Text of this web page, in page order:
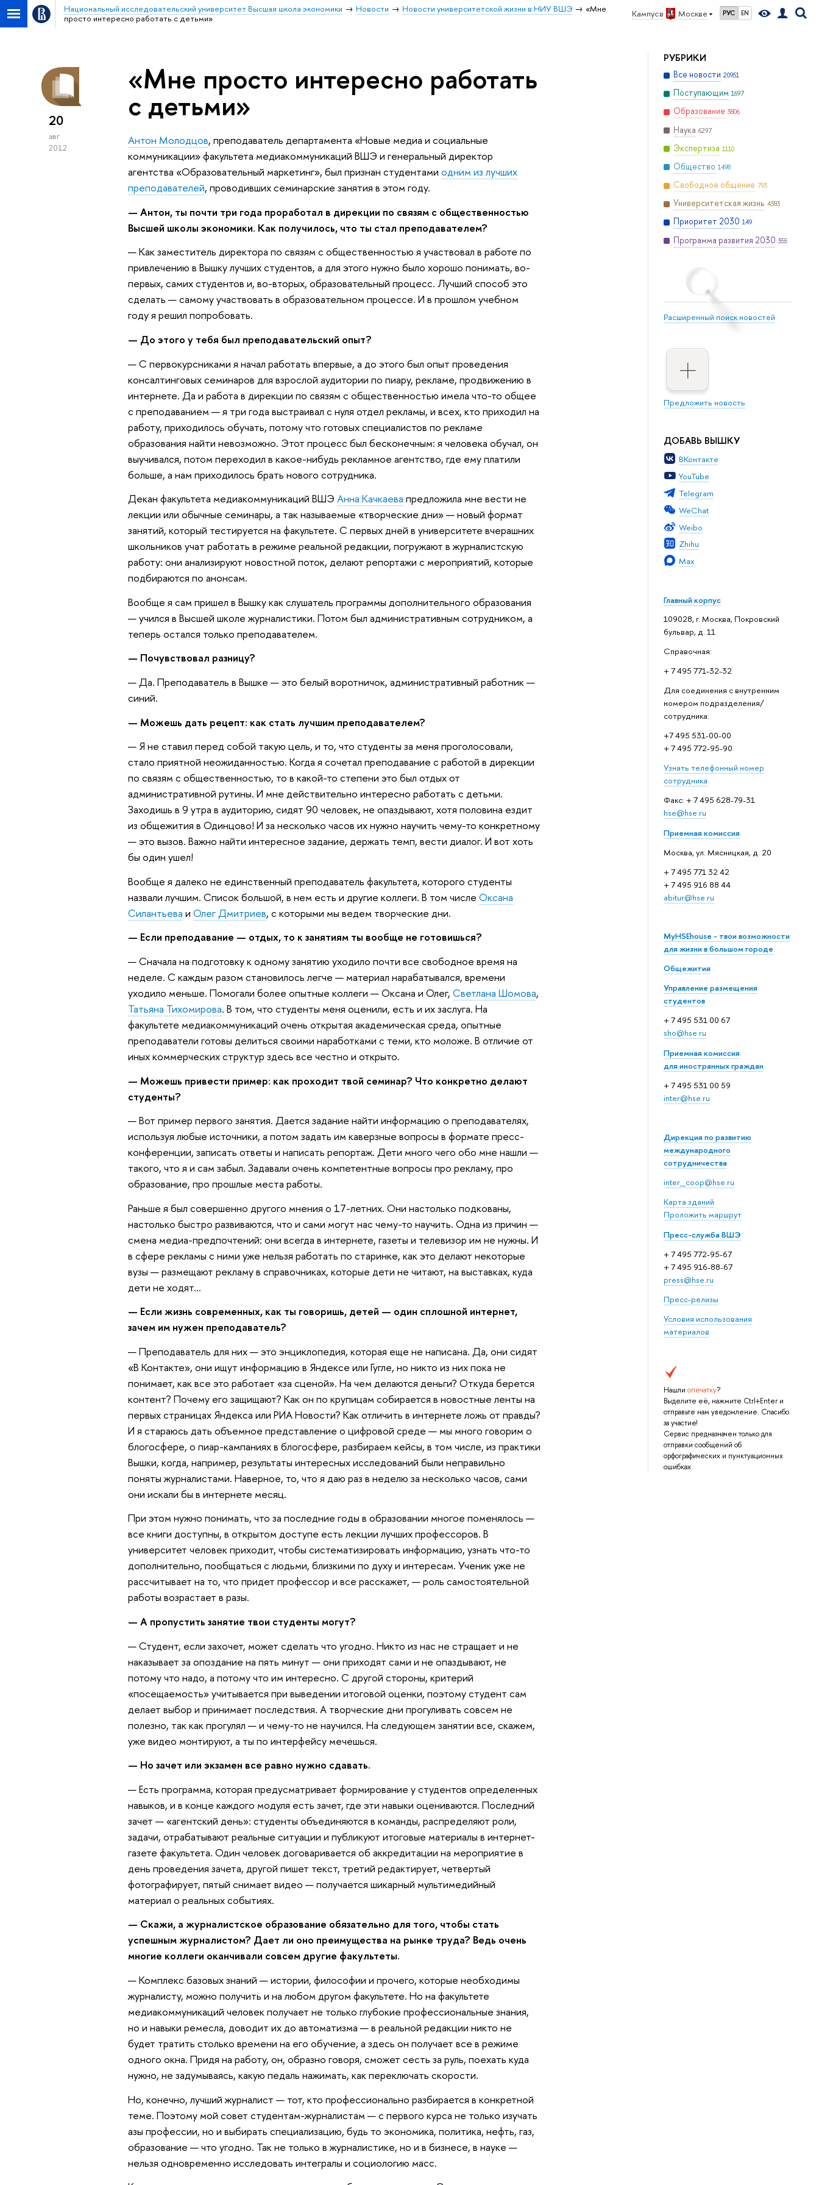
Кампус в Москве РУС EN
Национальный исследовательский университет Высшая школа экономики Новости Новости университетской жизни в НИУ ВШЭ
«Мне
просто интересно работать с детьми»
РУБРИКИ
Все новости 20951
Поступающим 1697
Образование 3806
Наука 6297
Экспертиза 1110
Общество 1498
Свободное общение 793
Университетская жизнь 4383
Приоритет 2030 149
Программа развития 2030 355
Расширенный поиск новостей
Предложить новость
ДОБАВЬ ВЫШКУ
ВКонтакте
YouTube
Telegram
WeChat
Weibo
Zhihu
Max
Главный корпус
109028, г. Москва, Покровский
бульвар, д. 11
Справочная:
+ 7 495 771-32-32
Для соединения с внутренним
номером подразделения/
сотрудника:
+7 495 531-00-00
+ 7 495 772-95-90
Узнать телефонный номер
сотрудника
Факс: + 7 495 628-79-31
hse@hse.ru
Приемная комиссия
Москва, ул. Мясницкая, д. 20
+ 7 495 771 32 42
+ 7 495 916 88 44
abitur@hse.ru
MyHSEhouse - твои возможности
для жизни в большом городе
Общежития
Управление размещения
студентов
+ 7 495 531 00 67
sho@hse.ru
Приемная комиссия
для иностранных граждан
+ 7 495 531 00 59
inter@hse.ru
Дирекция по развитию
международного
сотрудничества
inter_coop@hse.ru
Карта зданий
Проложить маршрут
Пресс-служба ВШЭ
+ 7 495 772-95-67
+ 7 495 916-88-67
press@hse.ru
Пресс-релизы
Условия использования
материалов
Нашли опечатку?
Выделите её, нажмите Ctrl+Enter и
отправьте нам уведомление. Спасибо
за участие!
Сервис предназначен только для
отправки сообщений об
орфографических и пунктуационных
ошибках.
20
авг
2012
«Мне просто интересно работать
с детьми»
Антон Молодцов, преподаватель департамента «Новые медиа и социальные
коммуникации» факультета медиакоммуникаций ВШЭ и генеральный директор
агентства «Образовательный маркетинг», был признан студентами одним из лучших
преподавателей, проводивших семинарские занятия в этом году.
— Антон, ты почти три года проработал в дирекции по связям с общественностью
Высшей школы экономики. Как получилось, что ты стал преподавателем?
— Как заместитель директора по связям с общественностью я участвовал в работе по
привлечению в Вышку лучших студентов, а для этого нужно было хорошо понимать, во-
первых, самих студентов и, во-вторых, образовательный процесс. Лучший способ это
сделать — самому участвовать в образовательном процессе. И в прошлом учебном
году я решил попробовать.
— До этого у тебя был преподавательский опыт?
— С первокурсниками я начал работать впервые, а до этого был опыт проведения
консалтинговых семинаров для взрослой аудитории по пиару, рекламе, продвижению в
интернете. Да и работа в дирекции по связям с общественностью имела что-то общее
с преподаванием — я три года выстраивал с нуля отдел рекламы, и всех, кто приходил на
работу, приходилось обучать, потому что готовых специалистов по рекламе
образования найти невозможно. Этот процесс был бесконечным: я человека обучал, он
выучивался, потом переходил в какое-нибудь рекламное агентство, где ему платили
больше, а нам приходилось брать нового сотрудника.
Декан факультета медиакоммуникаций ВШЭ Анна Качкаева предложила мне вести не
лекции или обычные семинары, а так называемые «творческие дни» — новый формат
занятий, который тестируется на факультете. С первых дней в университете вчерашних
школьников учат работать в режиме реальной редакции, погружают в журналистскую
работу: они анализируют новостной поток, делают репортажи с мероприятий, которые
подбираются по анонсам.
Вообще я сам пришел в Вышку как слушатель программы дополнительного образования
— учился в Высшей школе журналистики. Потом был административным сотрудником, а
теперь остался только преподавателем.
— Почувствовал разницу?
— Да. Преподаватель в Вышке — это белый воротничок, административный работник —
синий.
— Можешь дать рецепт: как стать лучшим преподавателем?
— Я не ставил перед собой такую цель, и то, что студенты за меня проголосовали,
стало приятной неожиданностью. Когда я сочетал преподавание с работой в дирекции
по связям с общественностью, то в какой-то степени это был отдых от
административной рутины. И мне действительно интересно работать с детьми.
Заходишь в 9 утра в аудиторию, сидят 90 человек, не опаздывают, хотя половина ездит
из общежития в Одинцово! И за несколько часов их нужно научить чему-то конкретному
— это вызов. Важно найти интересное задание, держать темп, вести диалог. И вот хоть
бы один ушел!
Вообще я далеко не единственный преподаватель факультета, которого студенты
назвали лучшим. Список большой, в нем есть и другие коллеги. В том числе Оксана
Силантьева и Олег Дмитриев, с которыми мы ведем творческие дни.
— Если преподавание — отдых, то к занятиям ты вообще не готовишься?
— Сначала на подготовку к одному занятию уходило почти все свободное время на
неделе. С каждым разом становилось легче — материал нарабатывался, времени
уходило меньше. Помогали более опытные коллеги — Оксана и Олег, Светлана Шомова,
Татьяна Тихомирова. В том, что студенты меня оценили, есть и их заслуга. На
факультете медиакоммуникаций очень открытая академическая среда, опытные
преподаватели готовы делиться своими наработками с теми, кто моложе. В отличие от
иных коммерческих структур здесь все честно и открыто.
— Можешь привести пример: как проходит твой семинар? Что конкретно делают
студенты?
— Вот пример первого занятия. Дается задание найти информацию о преподавателях,
используя любые источники, а потом задать им каверзные вопросы в формате пресс-
конференции, записать ответы и написать репортаж. Дети много чего обо мне нашли —
такого, что я и сам забыл. Задавали очень компетентные вопросы про рекламу, про
образование, про прошлые места работы.
Раньше я был совершенно другого мнения о 17-летних. Они настолько подкованы,
настолько быстро развиваются, что и сами могут нас чему-то научить. Одна из причин —
смена медиа-предпочтений: они всегда в интернете, газеты и телевизор им не нужны. И
в сфере рекламы с ними уже нельзя работать по старинке, как это делают некоторые
вузы — размещают рекламу в справочниках, которые дети не читают, на выставках, куда
дети не ходят…
— Если жизнь современных, как ты говоришь, детей — один сплошной интернет,
зачем им нужен преподаватель?
— Преподаватель для них — это энциклопедия, которая еще не написана. Да, они сидят
«В Контакте», они ищут информацию в Яндексе или Гугле, но никто из них пока не
понимает, как все это работает «за сценой». На чем делаются деньги? Откуда берется
контент? Почему его защищают? Как он по крупицам собирается в новостные ленты на
первых страницах Яндекса или РИА Новости? Как отличить в интернете ложь от правды?
И я стараюсь дать объемное представление о цифровой среде — мы много говорим о
блогосфере, о пиар-кампаниях в блогосфере, разбираем кейсы, в том числе, из практики
Вышки, когда, например, результаты интересных исследований были неправильно
поняты журналистами. Наверное, то, что я даю раз в неделю за несколько часов, сами
они искали бы в интернете месяц.
При этом нужно понимать, что за последние годы в образовании многое поменялось —
все книги доступны, в открытом доступе есть лекции лучших профессоров. В
университет человек приходит, чтобы систематизировать информацию, узнать что-то
дополнительно, пообщаться с людьми, близкими по духу и интересам. Ученик уже не
рассчитывает на то, что придет профессор и все расскажет, — роль самостоятельной
работы возрастает в разы.
— А пропустить занятие твои студенты могут?
— Студент, если захочет, может сделать что угодно. Никто из нас не стращает и не
наказывает за опоздание на пять минут — они приходят сами и не опаздывают, не
потому что надо, а потому что им интересно. С другой стороны, критерий
«посещаемость» учитывается при выведении итоговой оценки, поэтому студент сам
делает выбор и принимает последствия. А творческие дни прогуливать совсем не
полезно, так как прогулял — и чему-то не научился. На следующем занятии все, скажем,
уже видео монтируют, а ты по интерфейсу мечешься.
— Но зачет или экзамен все равно нужно сдавать.
— Есть программа, которая предусматривает формирование у студентов определенных
навыков, и в конце каждого модуля есть зачет, где эти навыки оцениваются. Последний
зачет — «агентский день»: студенты объединяются в команды, распределяют роли,
задачи, отрабатывают реальные ситуации и публикуют итоговые материалы в интернет-
газете факультета. Один человек договаривается об аккредитации на мероприятие в
день проведения зачета, другой пишет текст, третий редактирует, четвертый
фотографирует, пятый снимает видео — получается шикарный мультимедийный
материал о реальных событиях.
— Скажи, а журналистское образование обязательно для того, чтобы стать
успешным журналистом? Дает ли оно преимущества на рынке труда? Ведь очень
многие коллеги оканчивали совсем другие факультеты.
— Комплекс базовых знаний — истории, философии и прочего, которые необходимы
журналисту, можно получить и на любом другом факультете. Но на факультете
медиакоммуникаций человек получает не только глубокие профессиональные знания,
но и навыки ремесла, доводит их до автоматизма — в реальной редакции никто не
будет тратить столько времени на его обучение, а здесь он получает все в режиме
одного окна. Придя на работу, он, образно говоря, сможет сесть за руль, поехать куда
нужно, не задумываясь, какую педаль нажимать, как переключать скорости.
Но, конечно, лучший журналист — тот, кто профессионально разбирается в конкретной
теме. Поэтому мой совет студентам-журналистам — с первого курса не только изучать
азы профессии, но и выбирать специализацию, будь то экономика, политика, нефть, газ,
образование — что угодно. Так не только в журналистике, но и в бизнесе, в науке —
нельзя одновременно исследовать интегралы и социологию масс.